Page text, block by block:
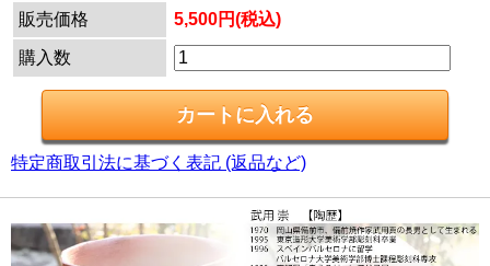
販売価格
5,500円(税込)
購入数
特定商取引法に基づく表記 (返品など)